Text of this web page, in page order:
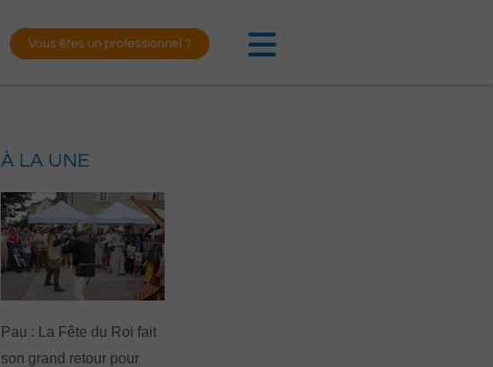
Vous êtes un professionnel ?
À LA UNE
Pau : La Fête du Roi fait
son grand retour pour